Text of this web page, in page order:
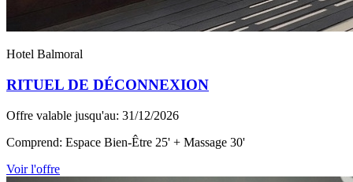
Hotel Balmoral
RITUEL DE DÉCONNEXION
Offre valable jusqu'au: 31/12/2026
Comprend: Espace Bien-Être 25' + Massage 30'
Voir l'offre